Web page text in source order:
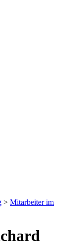
> Mitarbeiter im